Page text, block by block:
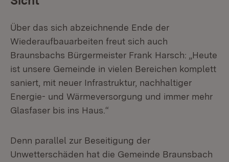
Über das sich abzeichnende Ende der
Wiederaufbauarbeiten freut sich auch
Braunsbachs Bürgermeister Frank Harsch: „Heute
ist unsere Gemeinde in vielen Bereichen komplett
saniert, mit neuer Infrastruktur, nachhaltiger
Energie- und Wärmeversorgung und immer mehr
Glasfaser bis ins Haus.“
Denn parallel zur Beseitigung der
Unwetterschäden hat die Gemeinde Braunsbach